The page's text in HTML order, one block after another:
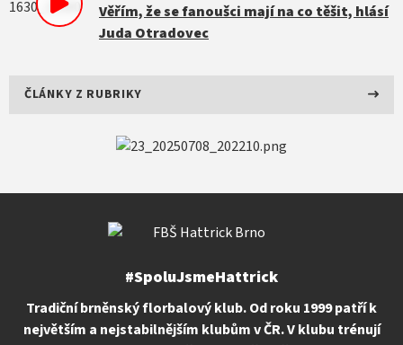
Věřím, že se fanoušci mají na co těšit, hlásí
Juda Otradovec
ČLÁNKY Z RUBRIKY
#SpoluJsmeHattrick
Tradiční brněnský florbalový klub. Od roku 1999 patří k
největším a nejstabilnějším klubům v ČR. V klubu trénují